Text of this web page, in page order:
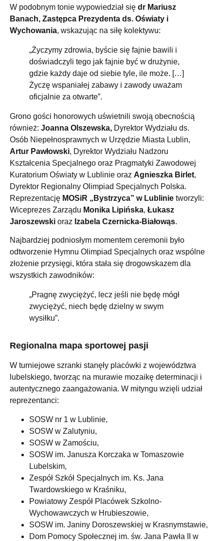
W podobnym tonie wypowiedział się dr Mariusz
Banach, Zastępca Prezydenta ds. Oświaty i
Wychowania, wskazując na siłę kolektywu:
„Życzymy zdrowia, byście się fajnie bawili i
doświadczyli tego jak fajnie być w drużynie,
gdzie każdy daje od siebie tyle, ile może. […]
Życzę wspaniałej zabawy i zawody uważam
oficjalnie za otwarte”.
Grono gości honorowych uświetnili swoją obecnością
również: Joanna Olszewska, Dyrektor Wydziału ds.
Osób Niepełnosprawnych w Urzędzie Miasta Lublin,
Artur Pawłowski, Dyrektor Wydziału Nadzoru
Kształcenia Specjalnego oraz Pragmatyki Zawodowej
Kuratorium Oświaty w Lublinie oraz Agnieszka Birlet,
Dyrektor Regionalny Olimpiad Specjalnych Polska.
Reprezentację MOSiR „Bystrzyca” w Lublinie tworzyli:
Wiceprezes Zarządu Monika Lipińska, Łukasz
Jaroszewski oraz Izabela Czernicka-Białowąs.
Najbardziej podniosłym momentem ceremonii było
odtworzenie Hymnu Olimpiad Specjalnych oraz wspólne
złożenie przysięgi, która stała się drogowskazem dla
wszystkich zawodników:
„Pragnę zwyciężyć, lecz jeśli nie będę mógł
zwyciężyć, niech będę dzielny w swym
wysiłku”.
Regionalna mapa sportowej pasji
W turniejowe szranki stanęły placówki z województwa
lubelskiego, tworząc na murawie mozaikę determinacji i
autentycznego zaangażowania. W mityngu wzięli udział
reprezentanci:
SOSW nr 1 w Lublinie,
SOSW w Zalutyniu,
SOSW w Zamościu,
SOSW im. Janusza Korczaka w Tomaszowie
Lubelskim,
Zespół Szkół Specjalnych im. Ks. Jana
Twardowskiego w Kraśniku,
Powiatowy Zespół Placówek Szkolno-
Wychowawczych w Hrubieszowie,
SOSW im. Janiny Doroszewskiej w Krasnymstawie,
Dom Pomocy Społecznej im. św. Jana Pawła II w